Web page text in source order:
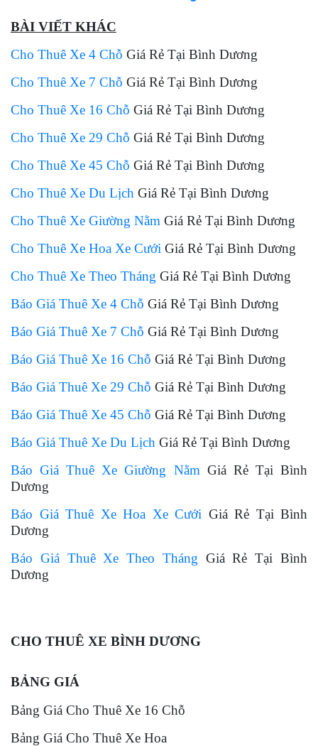
BÀI VIẾT KHÁC
Cho Thuê Xe 4 Chỗ Giá Rẻ Tại Bình Dương
Cho Thuê Xe 7 Chỗ Giá Rẻ Tại Bình Dương
Cho Thuê Xe 16 Chỗ Giá Rẻ Tại Bình Dương
Cho Thuê Xe 29 Chỗ Giá Rẻ Tại Bình Dương
Cho Thuê Xe 45 Chỗ Giá Rẻ Tại Bình Dương
Cho Thuê Xe Du Lịch Giá Rẻ Tại Bình Dương
Cho Thuê Xe Giường Nằm Giá Rẻ Tại Bình Dương
Cho Thuê Xe Hoa Xe Cưới Giá Rẻ Tại Bình Dương
Cho Thuê Xe Theo Tháng Giá Rẻ Tại Bình Dương
Báo Giá Thuê Xe 4 Chỗ Giá Rẻ Tại Bình Dương
Báo Giá Thuê Xe 7 Chỗ Giá Rẻ Tại Bình Dương
Báo Giá Thuê Xe 16 Chỗ Giá Rẻ Tại Bình Dương
Báo Giá Thuê Xe 29 Chỗ Giá Rẻ Tại Bình Dương
Báo Giá Thuê Xe 45 Chỗ Giá Rẻ Tại Bình Dương
Báo Giá Thuê Xe Du Lịch Giá Rẻ Tại Bình Dương
Báo Giá Thuê Xe Giường Nằm Giá Rẻ Tại Bình
Dương
Báo Giá Thuê Xe Hoa Xe Cưới Giá Rẻ Tại Bình
Dương
Báo Giá Thuê Xe Theo Tháng Giá Rẻ Tại Bình
Dương
CHO THUÊ XE BÌNH DƯƠNG
BẢNG GIÁ
Bảng Giá Cho Thuê Xe 16 Chỗ
Bảng Giá Cho Thuê Xe Hoa